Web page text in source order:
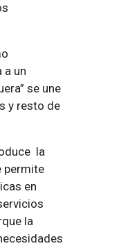
un
se une
y resto de
la
permite
en
la